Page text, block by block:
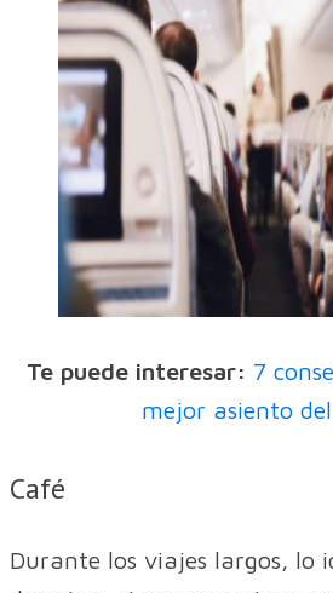
Te puede interesar: 7
mejor asiento
Café
Durante los viajes largos, lo